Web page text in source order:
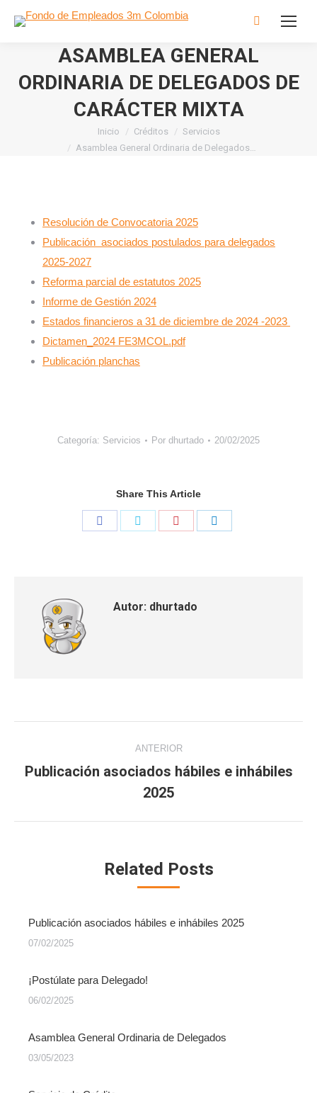
Buscar:
ASAMBLEA GENERAL
ORDINARIA DE DELEGADOS DE
CARÁCTER MIXTA
Inicio Créditos
Servicios
Asamblea General Ordinaria de Delegados…
Resolución de Convocatoria 2025
Publicación asociados postulados para delegados
2025-2027
Reforma parcial de estatutos 2025
Informe de Gestión 2024
Estados financieros a 31 de diciembre de 2024 -2023
Dictamen_2024 FE3MCOL.pdf
Publicación planchas
Categoría: Servicios Por dhurtado 20/02/2025
Share This Article
Autor: dhurtado
entre
publicaciones
ANTERIOR
Publicación
anterior:
Publicación asociados hábiles e inhábiles
2025
Related Posts
Publicación asociados hábiles e inhábiles 2025
07/02/2025
¡Postúlate para Delegado!
06/02/2025
Asamblea General Ordinaria de Delegados
03/05/2023